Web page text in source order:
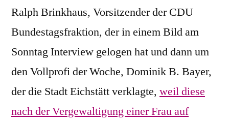
Ralph Brinkhaus, Vorsitzender der CDU
Bundestagsfraktion, der in einem Bild am
Sonntag Interview gelogen hat und dann um
den Vollprofi der Woche, Dominik B. Bayer,
der die Stadt Eichstätt verklagte, weil diese
nach der Vergewaltigung einer Frau auf